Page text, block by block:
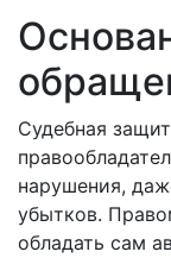
Судебная
нарушения,
убытков.
обладать сам